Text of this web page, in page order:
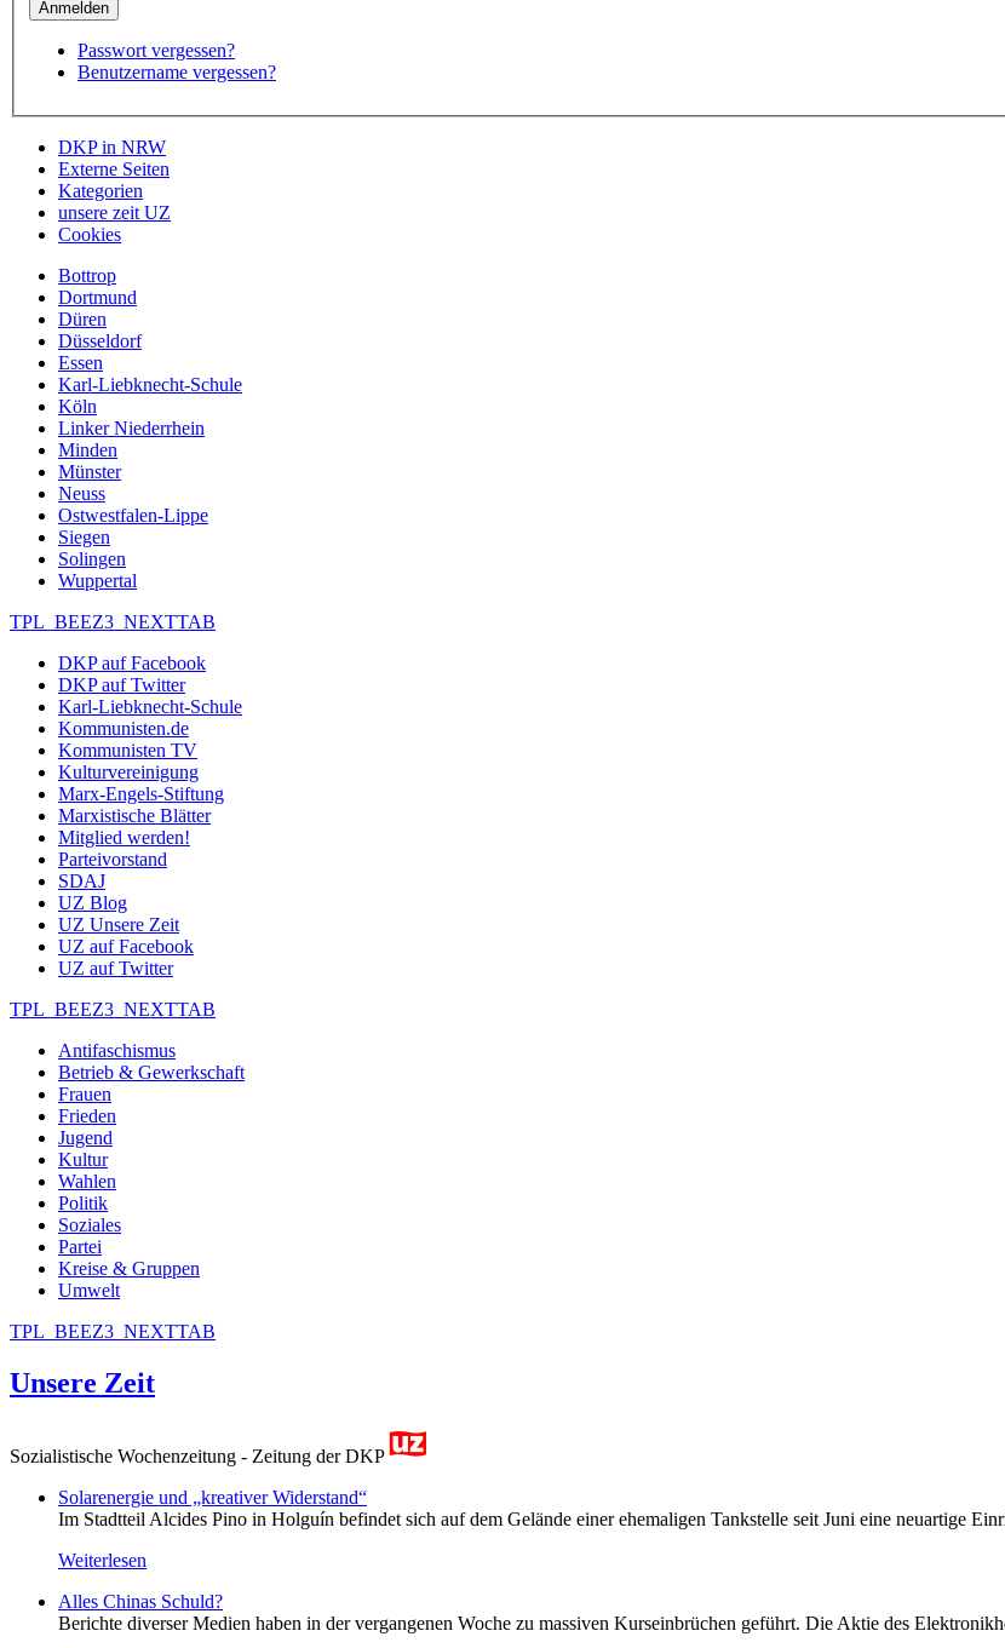
Passwort vergessen?
Benutzername vergessen?
DKP in NRW
Externe Seiten
Kategorien
unsere zeit UZ
Cookies
Bottrop
Dortmund
Düren
Düsseldorf
Essen
Karl-Liebknecht-Schule
Köln
Linker Niederrhein
Minden
Münster
Neuss
Ostwestfalen-Lippe
Siegen
Solingen
Wuppertal
TPL_BEEZ3_NEXTTAB
DKP auf Facebook
DKP auf Twitter
Karl-Liebknecht-Schule
Kommunisten.de
Kommunisten TV
Kulturvereinigung
Marx-Engels-Stiftung
Marxistische Blätter
Mitglied werden!
Parteivorstand
SDAJ
UZ Blog
UZ Unsere Zeit
UZ auf Facebook
UZ auf Twitter
TPL_BEEZ3_NEXTTAB
Antifaschismus
Betrieb & Gewerkschaft
Frauen
Frieden
Jugend
Kultur
Wahlen
Politik
Soziales
Partei
Kreise & Gruppen
Umwelt
TPL_BEEZ3_NEXTTAB
Unsere Zeit
Sozialistische Wochenzeitung - Zeitung der DKP
Solarenergie und „kreativer Widerstand“
Im Stadtteil Alcides Pino in Holguín befindet sich auf dem Gelände einer ehemaligen Tankstelle seit Juni eine neuartige
Weiterlesen
Alles Chinas Schuld?
Berichte diverser Medien haben in der vergangenen Woche zu massiven Kurseinbrüchen geführt. Die Aktie des